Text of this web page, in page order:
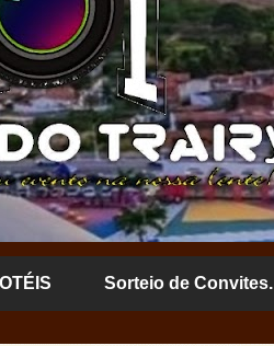
Sorteio de Convites.